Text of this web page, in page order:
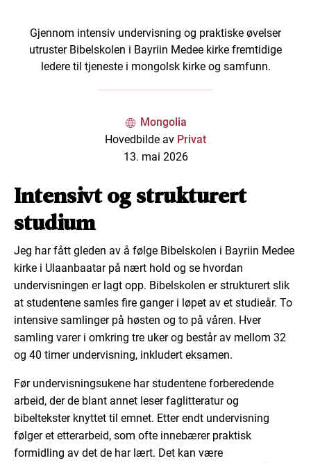
Gjennom intensiv undervisning og praktiske øvelser
utruster Bibelskolen i Bayriin Medee kirke fremtidige
ledere til tjeneste i mongolsk kirke og samfunn.
Mongolia
Hovedbilde av Privat
13. mai 2026
Intensivt og strukturert
studium
Jeg har fått gleden av å følge Bibelskolen i Bayriin Medee
kirke i Ulaanbaatar på nært hold og se hvordan
undervisningen er lagt opp. Bibelskolen er strukturert slik
at studentene samles fire ganger i løpet av et studieår. To
intensive samlinger på høsten og to på våren. Hver
samling varer i omkring tre uker og består av mellom 32
og 40 timer undervisning, inkludert eksamen.
Før undervisningsukene har studentene forberedende
arbeid, der de blant annet leser faglitteratur og
bibeltekster knyttet til emnet. Etter endt undervisning
følger et etterarbeid, som ofte innebærer praktisk
formidling av det de har lært. Det kan være